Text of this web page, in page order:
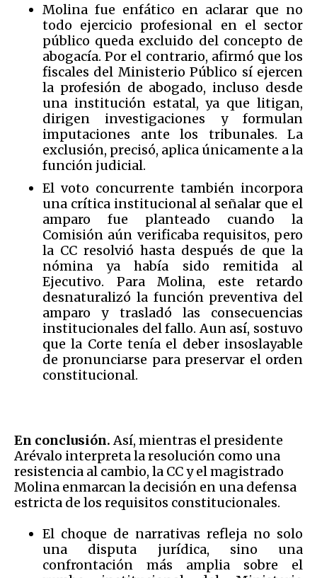
Molina fue enfático en aclarar que no
todo ejercicio profesional en el sector
público queda excluido del concepto de
abogacía. Por el contrario, afirmó que los
fiscales del Ministerio Público sí ejercen
la profesión de abogado, incluso desde
una institución estatal, ya que litigan,
dirigen investigaciones y formulan
imputaciones ante los tribunales. La
exclusión, precisó, aplica únicamente a la
función judicial.
El voto concurrente también incorpora
una crítica institucional al señalar que el
amparo fue planteado cuando la
Comisión aún verificaba requisitos, pero
la CC resolvió hasta después de que la
nómina ya había sido remitida al
Ejecutivo. Para Molina, este retardo
desnaturalizó la función preventiva del
amparo y trasladó las consecuencias
institucionales del fallo. Aun así, sostuvo
que la Corte tenía el deber insoslayable
de pronunciarse para preservar el orden
constitucional.
En conclusión.Así, mientras el presidente
Arévalo interpreta la resolución como una
resistencia al cambio, la CC y el magistrado
Molina enmarcan la decisión en una defensa
estricta de los requisitos constitucionales.
El choque de narrativas refleja no solo
una disputa jurídica, sino una
confrontación más amplia sobre el